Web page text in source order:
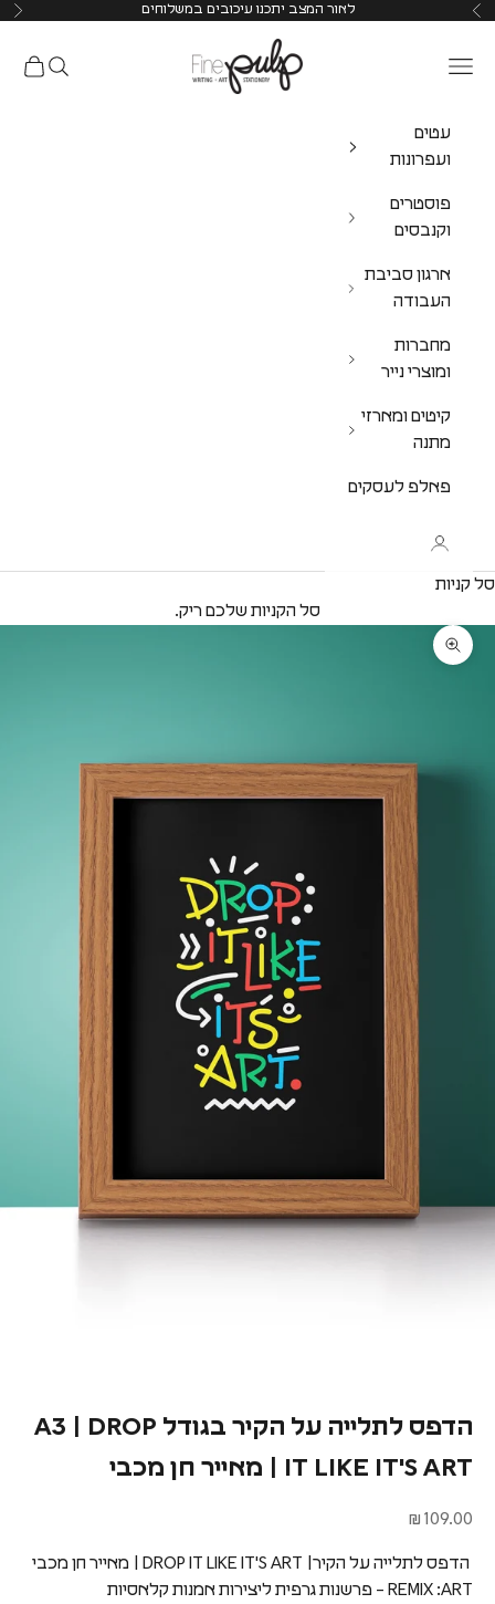
לאור המצב יתכנו עיכובים במשלוחים
Pulp Shop
עטים
ועפרונות
פוסטרים
וקנבסים
ארגון סביבת
העבודה
מחברות
ומוצרי נייר
קיטים ומארזי
מתנה
פאלפ לעסקים
סל קניות
סל הקניות שלכם ריק.
הדפס לתלייה על הקיר בגודל A3 | DROP
IT LIKE IT'S ART | מאייר חן מכבי
מחיר מבצע
109.00 ₪
הדפס לתלייה על הקיר| DROP IT LIKE IT'S ART | מאייר חן מכבי
REMIX :ART – פרשנות גרפית ליצירות אמנות קלאסיות